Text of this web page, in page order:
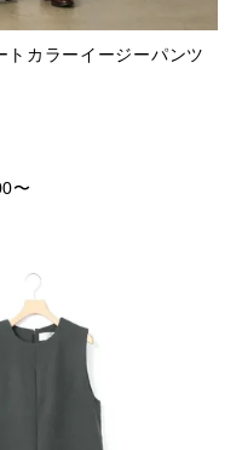
カラーイージーパンツ
〜